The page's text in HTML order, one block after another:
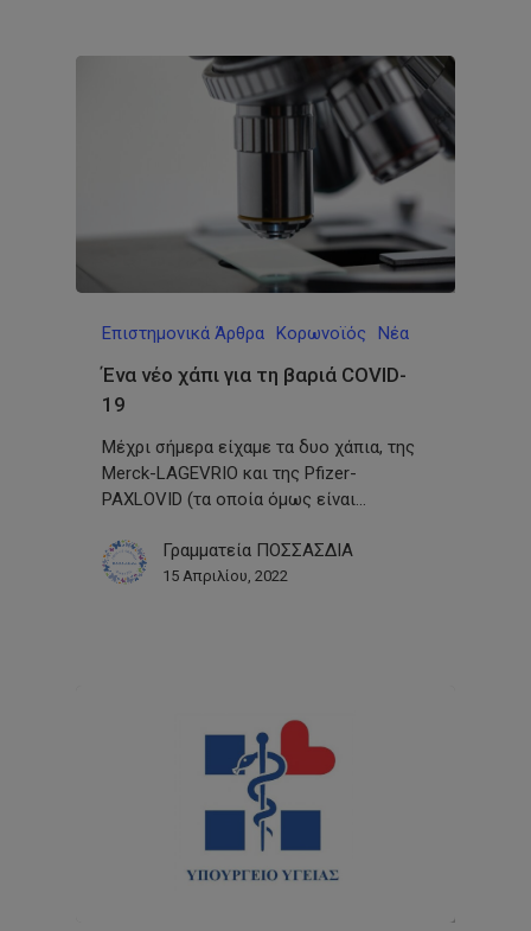
Επιστημονικά Άρθρα Κορωνοϊός Νέα
Ένα νέο χάπι για τη βαριά COVID-
19
Μέχρι σήμερα είχαμε τα δυο χάπια, της
Merck-LAGEVRIO και της Pfizer-
PAXLOVID (τα οποία όμως είναι…
Γραμματεία ΠΟΣΣΑΣΔΙΑ
15 Απριλίου, 2022